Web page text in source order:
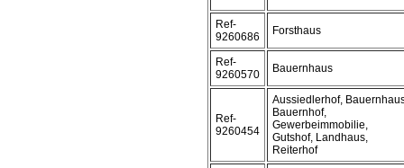
Ref-
9260686
Forsthaus
Ref-
9260570
Bauernhaus
Ref-
9260454
Aussiedlerhof,
Bauernhof,
Gewerbeimmobilie,
Gutshof, Landhaus,
Reiterhof